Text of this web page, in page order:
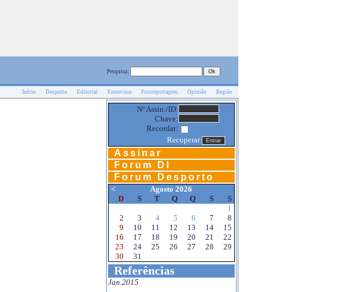
Pesquisa:
Início Desporto Editorial Entrevista Fotoreportagem Opinião Região
Nº Assin./ID:
Chave:
Recordar:
Recuperar
Assinar
Forum DI
Forum Desporto
<
Agosto 2026
D
S T Q Q S
S
1
2
3 4 5 6 7
8
9
10 11 12 13 14
15
16
17 18 19 20 21
22
23
24 25 26 27 28
29
30
31
Referências
Jan.2015